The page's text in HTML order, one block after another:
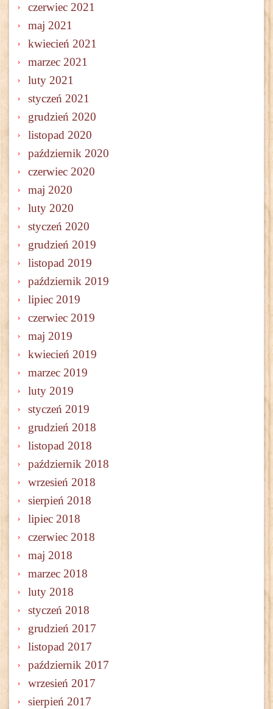
czerwiec 2021
maj 2021
kwiecień 2021
marzec 2021
luty 2021
styczeń 2021
grudzień 2020
listopad 2020
październik 2020
czerwiec 2020
maj 2020
luty 2020
styczeń 2020
grudzień 2019
listopad 2019
październik 2019
lipiec 2019
czerwiec 2019
maj 2019
kwiecień 2019
marzec 2019
luty 2019
styczeń 2019
grudzień 2018
listopad 2018
październik 2018
wrzesień 2018
sierpień 2018
lipiec 2018
czerwiec 2018
maj 2018
marzec 2018
luty 2018
styczeń 2018
grudzień 2017
listopad 2017
październik 2017
wrzesień 2017
sierpień 2017